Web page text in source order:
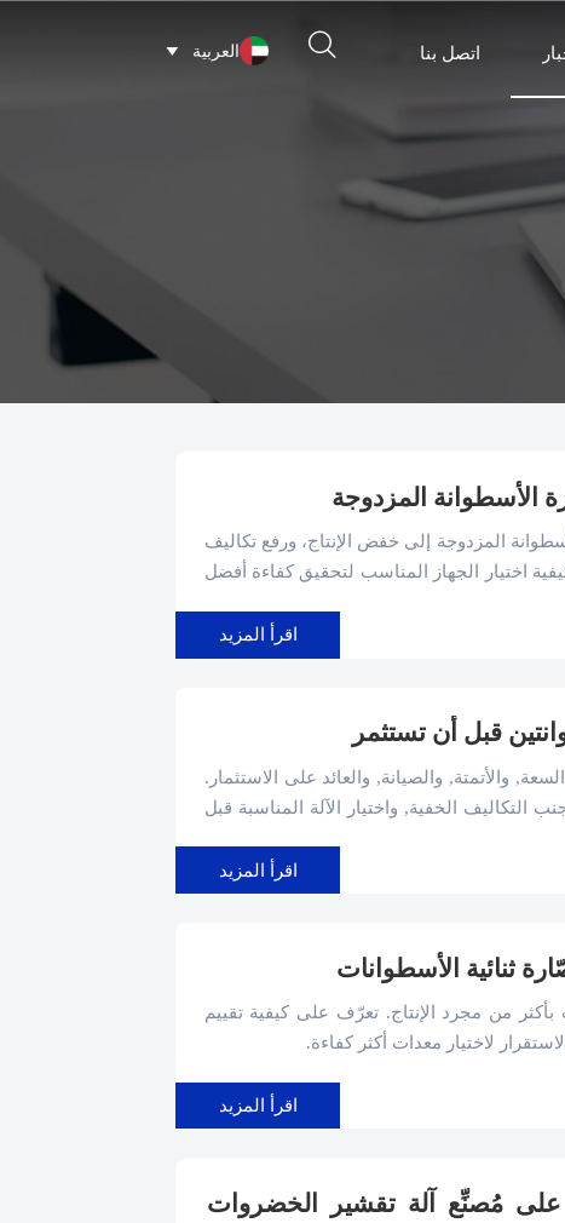
اتصل بنا  العربية 
الأسطوانة المزدوجة
المزدوجة إلى خفض الإنتاج، ورفع تكاليف
اختيار الجهاز المناسب لتحقيق كفاءة أفضل
اقرأ المزيد
قبل أن تستثمر
والأتمتة, والصيانة, والعائد على الاستثمار.
التكاليف الخفية, واختيار الآلة المناسبة قبل
اقرأ المزيد
ثنائية الأسطوانات
بأكثر من مجرد الإنتاج. تعرّف على كيفية تقييم
لاختيار معدات أكثر كفاءة.
اقرأ المزيد
مُصنِّع آلة تقشير الخضروات